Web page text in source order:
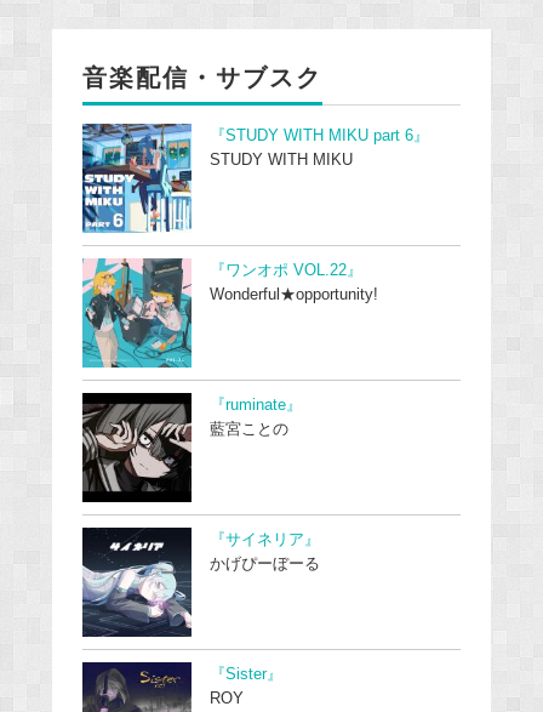
音楽配信・サブスク
『STUDY WITH MIKU part 6』
STUDY WITH MIKU
『ワンオポ VOL.22』
Wonderful★opportunity!
『ruminate』
藍宮ことの
『サイネリア』
かげぴーぼーる
『Sister』
ROY